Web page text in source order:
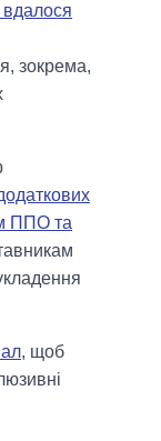
вдалося
зокрема,
ППО та
, щоб